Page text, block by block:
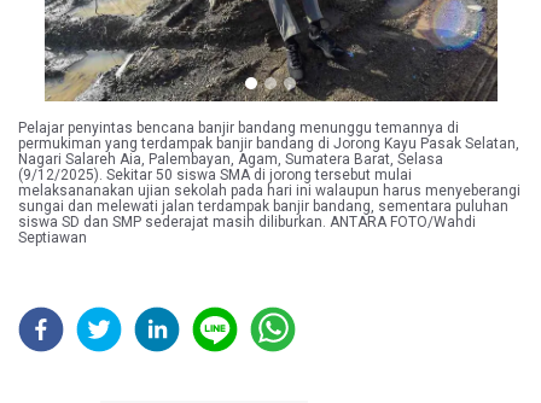
Pelajar penyintas bencana banjir bandang menunggu temannya di
permukiman yang terdampak banjir bandang di Jorong Kayu Pasak Selatan,
Nagari Salareh Aia, Palembayan, Agam, Sumatera Barat, Selasa
(9/12/2025). Sekitar 50 siswa SMA di jorong tersebut mulai
melaksananakan ujian sekolah pada hari ini walaupun harus menyeberangi
sungai dan melewati jalan terdampak banjir bandang, sementara puluhan
siswa SD dan SMP sederajat masih diliburkan. ANTARA FOTO/Wahdi
Septiawan